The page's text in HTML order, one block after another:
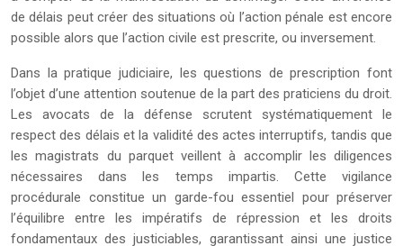
de délais peut créer des situations où l’action pénale est encore
possible alors que l’action civile est prescrite, ou inversement.
Dans la pratique judiciaire, les questions de prescription font
l’objet d’une attention soutenue de la part des praticiens du droit.
Les avocats de la défense scrutent systématiquement le
respect des délais et la validité des actes interruptifs, tandis que
les magistrats du parquet veillent à accomplir les diligences
nécessaires dans les temps impartis. Cette vigilance
procédurale constitue un garde-fou essentiel pour préserver
l’équilibre entre les impératifs de répression et les droits
fondamentaux des justiciables, garantissant ainsi une justice